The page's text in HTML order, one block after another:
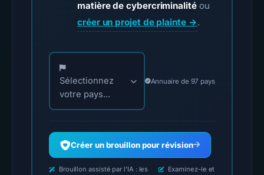
matière de cybercriminalitéou
créer un projet de plainte →.
Choisissez votre pays pour les contacts
Sélectionnez
votre pays...
Annuaire de 97 pays
Créer un brouillon pour révision
Brouillon assisté par l'IA : les
Examinez-le et